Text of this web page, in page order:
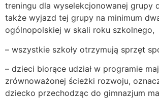
treningu dla wyselekcjonowanej grupy
także wyjazd tej grupy na minimum
ogólnopolskiej w skali roku szkolnego,
– wszystkie szkoły otrzymują sprzęt
– dzieci biorące udział w programie
zrównoważonej ścieżki rozwoju,
dziecko przechodząc do gimnazjum ma